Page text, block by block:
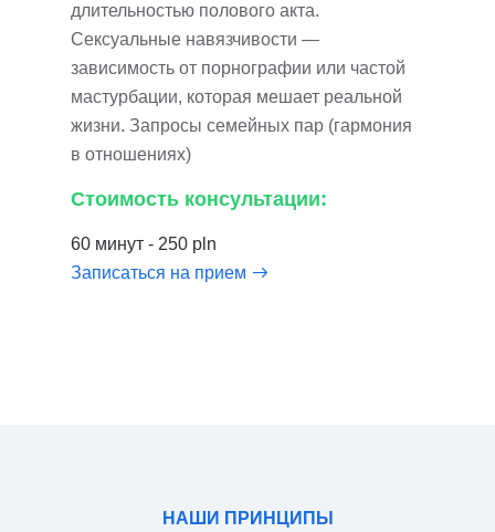
длительностью полового акта.
Сексуальные навязчивости —
зависимость от порнографии или частой
мастурбации, которая мешает реальной
жизни. Запросы семейных пар (гармония
в отношениях)
Стоимость консультации:
60 минут - 250 pln
Записаться на прием
НАШИ ПРИНЦИПЫ